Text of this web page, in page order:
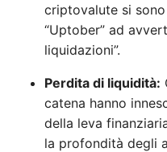
criptovalute si
“Uptober” ad
liquidazioni”.
Perdita di liquidità:
catena hanno
della leva
la profondità degli